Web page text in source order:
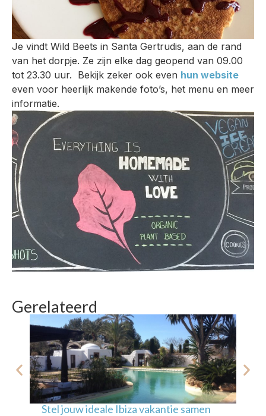
Je vindt Wild Beets in Santa Gertrudis, aan de rand
van het dorpje. Ze zijn elke dag geopend van 09.00
tot 23.30 uur. Bekijk zeker ook even hun website
even voor heerlijk makende foto’s, het menu en meer
informatie.
Gerelateerd
Stel jouw ideale Ibiza vakantie samen